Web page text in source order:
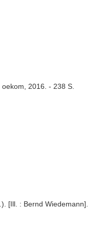
2016. - 238 S.
[Ill. : Bernd Wiedemann].